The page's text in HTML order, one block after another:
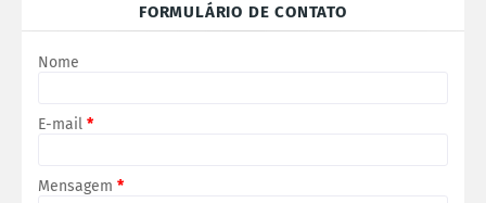
FORMULÁRIO DE CONTATO
Nome
E-mail *
Mensagem *